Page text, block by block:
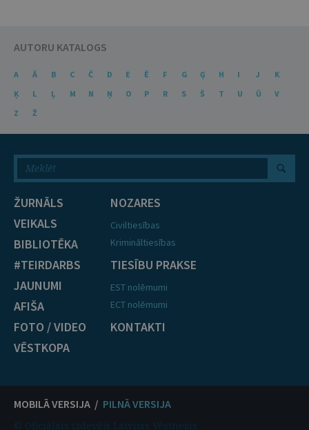
AUTORU KATALOGS
A Ā B C Č D E Ē F G Ģ H I J
K
Ķ
L Ļ M N Ņ O P R S Š T U Ū
V
Z
Ž
ŽURNĀLS
VEIKALS
BIBLIOTĒKA
#TEIRDARBS
JAUNUMI
AFIŠA
FOTO / VIDEO
VĒSTKOPA
NOZARES
Civiltiesības
Krimināltiesības
TIESĪBU PRAKSE
EST nolēmumi
ECT nolēmumi
KONTAKTI
MOBILĀ VERSIJA / PILNĀ VERSIJA
© Oficiālais izdevējs Latvijas Vēstnesis